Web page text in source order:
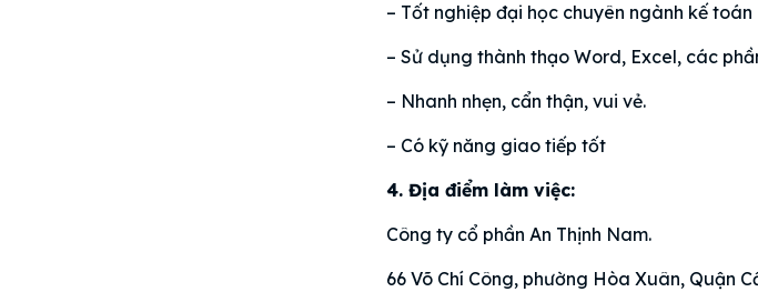
– Tốt nghiệp đại học chuyên ngành kế toán
– Sử dụng thành thạo Word, Excel, các
– Nhanh nhẹn, cẩn thận, vui vẻ.
– Có kỹ năng giao tiếp tốt
4. Địa điểm làm việc:
Công ty cổ phần An Thịnh Nam.
66 Võ Chí Công, phường Hòa Xuân, Quận